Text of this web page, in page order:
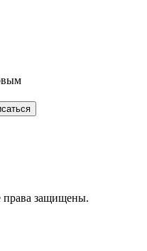
права защищены.